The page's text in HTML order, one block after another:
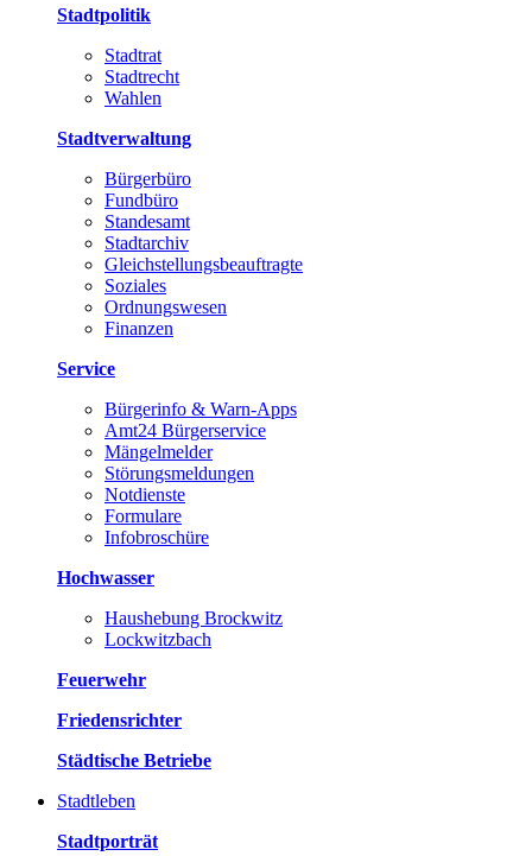
Stadtpolitik
Stadtrat
Stadtrecht
Wahlen
Stadtverwaltung
Bürgerbüro
Fundbüro
Standesamt
Stadtarchiv
Gleichstellungsbeauftragte
Soziales
Ordnungswesen
Finanzen
Service
Bürgerinfo & Warn-Apps
Amt24 Bürgerservice
Mängelmelder
Störungsmeldungen
Notdienste
Formulare
Infobroschüre
Hochwasser
Haushebung Brockwitz
Lockwitzbach
Feuerwehr
Friedensrichter
Städtische Betriebe
Stadtleben
Stadtporträt